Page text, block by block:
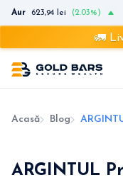
Aur 623,94 lei (2.03%)
🚛
Acasă Blog
ARGINTUL